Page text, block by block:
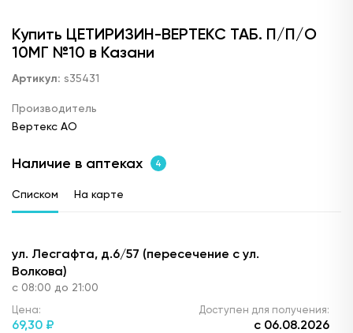
Купить ЦЕТИРИЗИН-ВЕРТЕКС ТАБ. П/П/О
10МГ №10 в Казани
Артикул: s35431
Производитель
Вертекс АО
Наличие в аптеках 4
Списком На карте
ул. Лесгафта, д.6/57 (пересечение с ул.
Волкова)
с 08:00 до 21:00
Цена:
69,30 ₽
Доступен для получения:
с 06.08.2026